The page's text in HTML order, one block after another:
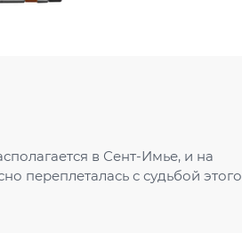
в Сент-Имье, и на
переплеталась с судьбой этого